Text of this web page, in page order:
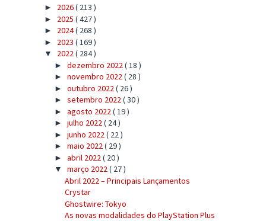
► 2026( 213 )
► 2025 ( 427 )
► 2024( 268 )
► 2023 ( 169 )
▼ 2022( 284 )
► dezembro 2022( 18 )
► novembro 2022( 28 )
► outubro 2022( 26 )
► setembro 2022( 30 )
► agosto 2022( 19 )
► julho 2022( 24 )
► junho 2022( 22 )
► maio 2022( 29 )
► abril 2022( 20 )
▼ março 2022( 27 )
Abril 2022 – Principais Lançamentos
Crystar
Ghostwire: Tokyo
As novas modalidades do PlayStation Plus